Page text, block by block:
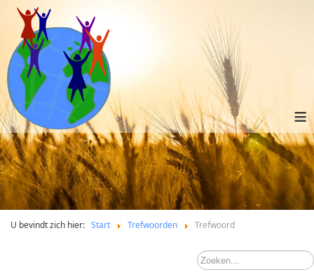
≡
U bevindt zich hier: Start Trefwoorden Trefwoord